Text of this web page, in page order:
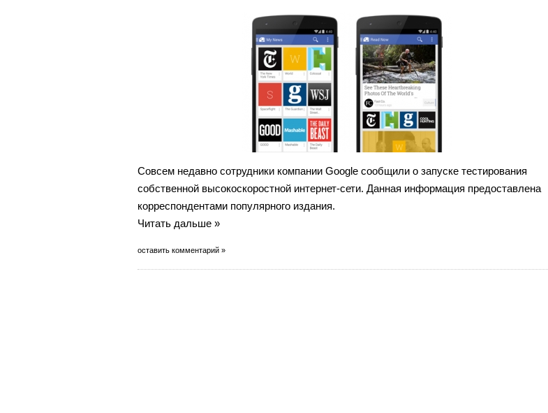
Совсем недавно сотрудники компании Google сообщили о запуске тестирования
собственной высокоскоростной интернет-сети. Данная информация предоставлена
корреспондентами популярного издания.
Читать дальше »
оставить комментарий »